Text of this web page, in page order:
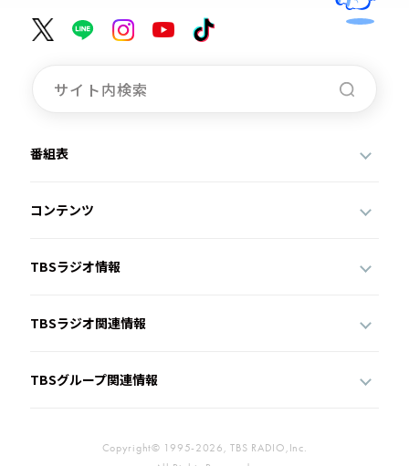
番組表
コンテンツ
TBSラジオ情報
TBSラジオ関連情報
TBSグループ関連情報
Copyright© 1995-2026, TBS RADIO,Inc.